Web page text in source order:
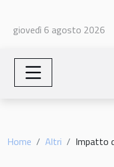
giovedì 6 agosto 2026
Home Altri Impatto